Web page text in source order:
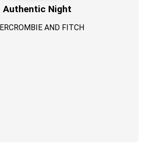
Authentic Night
AND FITCH